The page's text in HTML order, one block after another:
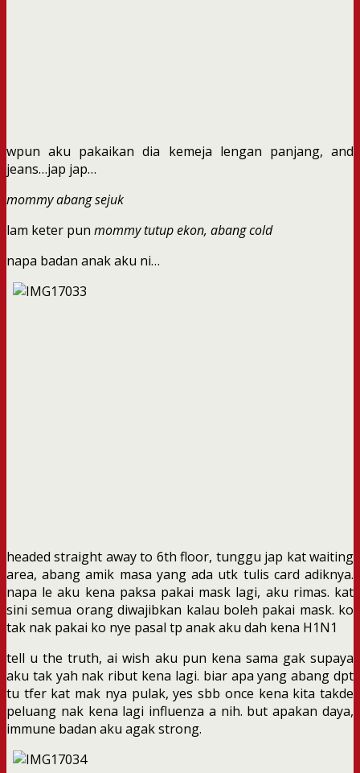
wpun aku pakaikan dia kemeja lengan panjang, and
jeans…jap jap…
mommy abang sejuk
lam keter pun mommy tutup ekon, abang cold
napa badan anak aku ni…
headed straight away to 6th floor, tunggu jap kat waiting
area, abang amik masa yang ada utk tulis card adiknya.
napa le aku kena paksa pakai mask lagi, aku rimas. kat
sini semua orang diwajibkan kalau boleh pakai mask. ko
tak nak pakai ko nye pasal tp anak aku dah kena H1N1
tell u the truth, ai wish aku pun kena sama gak supaya
aku tak yah nak ribut kena lagi. biar apa yang abang dpt
tu tfer kat mak nya pulak, yes sbb once kena kita takde
peluang nak kena lagi influenza a nih. but apakan daya,
immune badan aku agak strong.